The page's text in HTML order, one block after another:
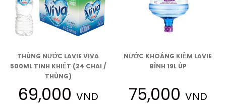
THÙNG NƯỚC LAVIE VIVA
500ML TINH KHIẾT (24 CHAI /
THÙNG)
69,000 VND
NƯỚC KHOÁNG KIỀM LAVIE
BÌNH 19L ÚP
75,000 VND